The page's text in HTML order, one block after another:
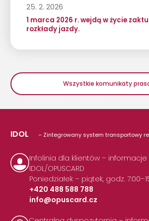
25. 2. 2026
1 marca 2026 r. wejdą w życie
rozkłady jazdy.
Wszystkie komunikaty
IDOL – Zintegrowany system transportowy
Infolinia dla klientów –
IDOL/OPUSCARD
Poniedziałek – piątek, godz.
+420 488 588 788
|
info@opuscard.cz